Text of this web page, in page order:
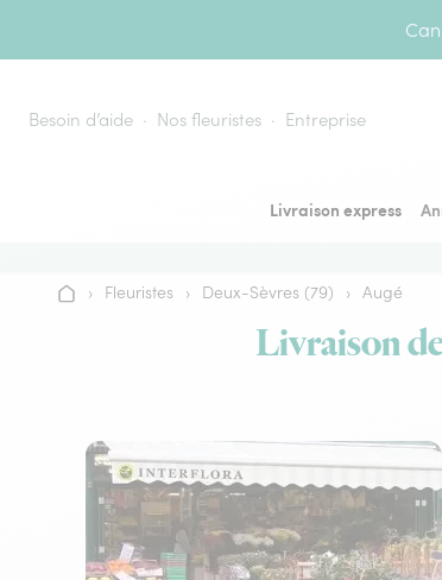
Besoin d’aide Nos fleuristes Entreprise
Livraison express
Accueil
› Fleuristes › Deux-Sèvres (79) › Augé
Livraison